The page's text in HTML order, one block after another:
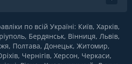
по всій Україні: Київ, Харків,
Бердянськ, Вінниця, Львів,
Полтава, Донецьк, Житомир,
Чернігів, Херсон, Черкаси,